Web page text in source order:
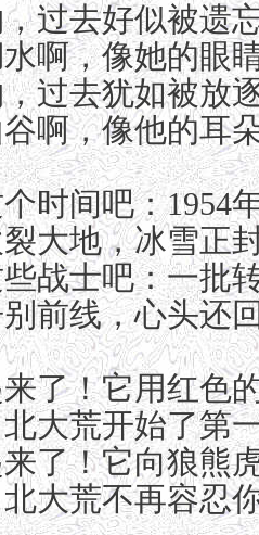
过去好似被遗
啊，像她的眼
过去犹如被放
啊，像他的耳
时间吧：1954
大地，冰雪正
战士吧：一批
前线，心头还
了！它用红色
大荒开始了第
了！它向狼熊
大荒不再容忍